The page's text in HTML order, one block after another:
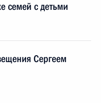
семей с детьми
Сергеем